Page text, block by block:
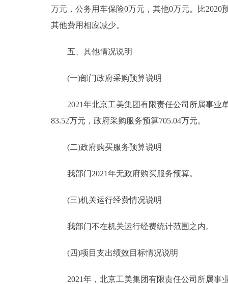
万元，公务用车保险0万元，其他0万元。比2020
其他费用相应减少。
五、其他情况说明
(一)部门政府采购预算说明
2021年北京工美集团有限责任公司所属事业单
83.52万元，政府采购服务预算705.04万元。
(二)政府购买服务预算说明
我部门2021年无政府购买服务预算。
(三)机关运行经费情况说明
我部门不在机关运行经费统计范围之内。
(四)项目支出绩效目标情况说明
2021年，北京工美集团有限责任公司所属事业